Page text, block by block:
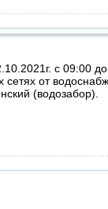
с 09:00
от
(водозабор).